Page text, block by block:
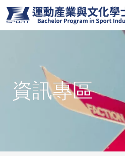
移
至
主
資訊專區